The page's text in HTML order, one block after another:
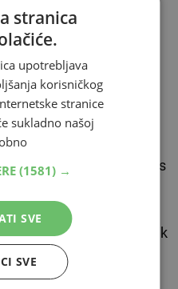
HNŽ Ilija Filipović;
ISPOD OGLASA
u Vladi FBiH
HDZ BiH Mostar Denis
javnošću i glasnogovornik
stranica
upotrebljava
korisničkog
stranice
sukladno našoj
(1581) →
SVE
SVE